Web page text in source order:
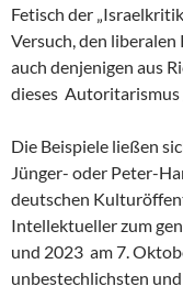
Fetisch der
Versuch, den liberalen
auch denjenigen aus
dieses Autoritarismus
Die Beispiele ließen
Jünger- oder Peter-
deutschen
Intellektueller zum
und 2023 am 7.
unbestechlichsten